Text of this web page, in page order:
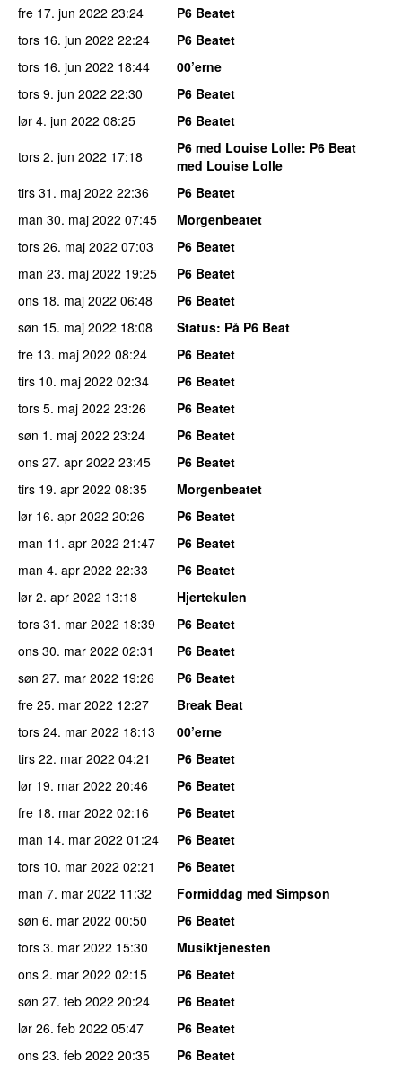
fre 17. jun 2022 23:24
P6 Beatet
tors 16. jun 2022 22:24
P6 Beatet
tors 16. jun 2022 18:44
00’erne
tors 9. jun 2022 22:30
P6 Beatet
lør 4. jun 2022 08:25
P6 Beatet
tors 2. jun 2022 17:18 P6 med Louise Lolle: P6 Beat
med Louise Lolle
tirs 31. maj 2022 22:36
P6 Beatet
man 30. maj 2022 07:45
Morgenbeatet
tors 26. maj 2022 07:03
P6 Beatet
man 23. maj 2022 19:25
P6 Beatet
ons 18. maj 2022 06:48
P6 Beatet
søn 15. maj 2022 18:08 Status: På P6 Beat
fre 13. maj 2022 08:24
P6 Beatet
tirs 10. maj 2022 02:34
P6 Beatet
tors 5. maj 2022 23:26
P6 Beatet
søn 1. maj 2022 23:24
P6 Beatet
ons 27. apr 2022 23:45
P6 Beatet
tirs 19. apr 2022 08:35
Morgenbeatet
lør 16. apr 2022 20:26
P6 Beatet
man 11. apr 2022 21:47
P6 Beatet
man 4. apr 2022 22:33
P6 Beatet
lør 2. apr 2022 13:18
Hjertekulen
tors 31. mar 2022 18:39
P6 Beatet
ons 30. mar 2022 02:31
P6 Beatet
søn 27. mar 2022 19:26
P6 Beatet
fre 25. mar 2022 12:27
Break Beat
tors 24. mar 2022 18:13
00’erne
tirs 22. mar 2022 04:21
P6 Beatet
lør 19. mar 2022 20:46
P6 Beatet
fre 18. mar 2022 02:16
P6 Beatet
man 14. mar 2022 01:24
P6 Beatet
tors 10. mar 2022 02:21
P6 Beatet
man 7. mar 2022 11:32
Formiddag med Simpson
søn 6. mar 2022 00:50
P6 Beatet
tors 3. mar 2022 15:30
Musiktjenesten
ons 2. mar 2022 02:15
P6 Beatet
søn 27. feb 2022 20:24
P6 Beatet
lør 26. feb 2022 05:47
P6 Beatet
ons 23. feb 2022 20:35
P6 Beatet